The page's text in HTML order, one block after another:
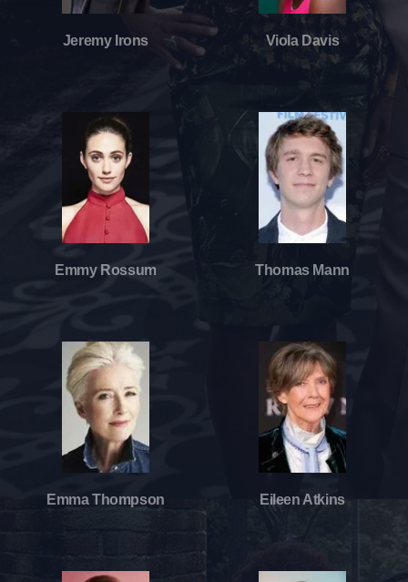
Jeremy Irons Viola Davis
Emmy Rossum Thomas Mann
Emma Thompson Eileen Atkins